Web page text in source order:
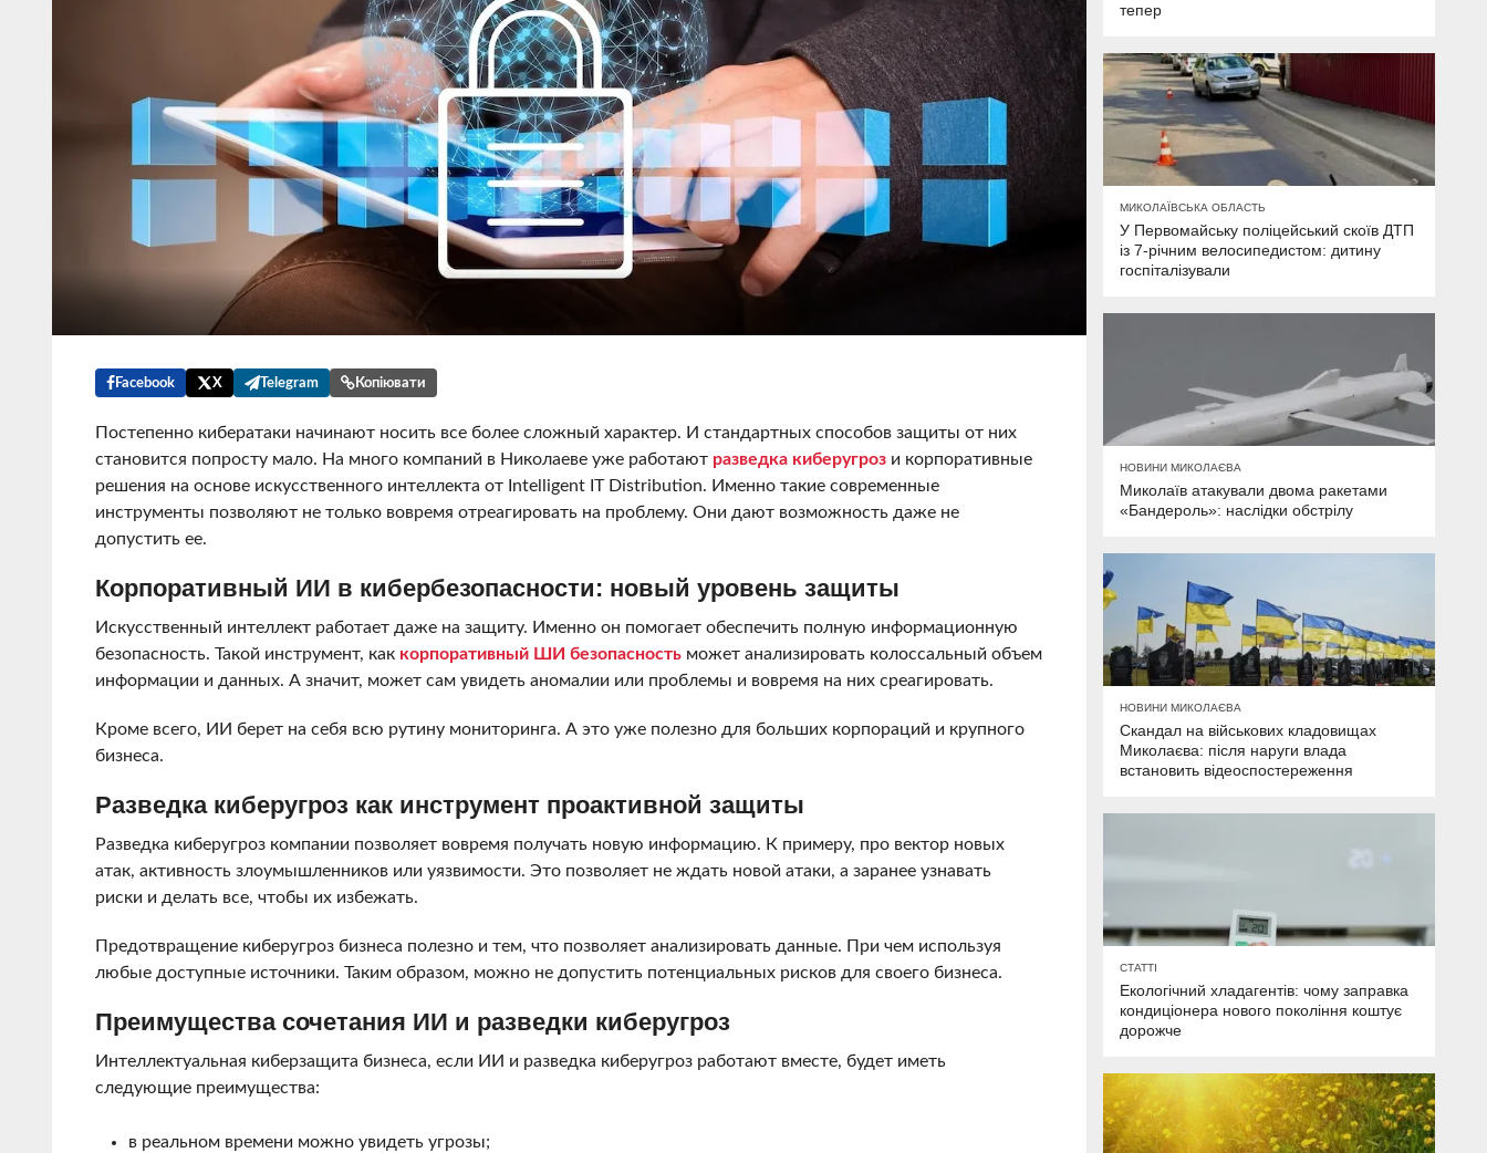
Facebook X Telegram Копіювати
Постепенно кибератаки начинают носить все более сложный характер. И стандартных способов защиты от них
становится попросту мало. На много компаний в Николаеве уже работают разведка киберугроз и корпоративные
решения на основе искусственного интеллекта от Intelligent IT Distribution. Именно такие современные
инструменты позволяют не только вовремя отреагировать на проблему. Они дают возможность даже не
допустить ее.
Корпоративный ИИ в кибербезопасности: новый уровень защиты
Искусственный интеллект работает даже на защиту. Именно он помогает обеспечить полную информационную
безопасность. Такой инструмент, как корпоративный ШИ безопасность может анализировать колоссальный объем
информации и данных. А значит, может сам увидеть аномалии или проблемы и вовремя на них среагировать.
Кроме всего, ИИ берет на себя всю рутину мониторинга. А это уже полезно для больших корпораций и крупного
бизнеса.
Разведка киберугроз как инструмент проактивной защиты
Разведка киберугроз компании позволяет вовремя получать новую информацию. К примеру, про вектор новых
атак, активность злоумышленников или уязвимости. Это позволяет не ждать новой атаки, а заранее узнавать
риски и делать все, чтобы их избежать.
Предотвращение киберугроз бизнеса полезно и тем, что позволяет анализировать данные. При чем используя
любые доступные источники. Таким образом, можно не допустить потенциальных рисков для своего бизнеса.
Преимущества сочетания ИИ и разведки киберугроз
Интеллектуальная киберзащита бизнеса, если ИИ и разведка киберугроз работают вместе, будет иметь
следующие преимущества:
в реальном времени можно увидеть угрозы;
тепер
МИКОЛАЇВСЬКА ОБЛАСТЬ
У Первомайську поліцейський скоїв ДТП
із 7-річним велосипедистом: дитину
госпіталізували
НОВИНИ МИКОЛАЄВА
Миколаїв атакували двома ракетами
«Бандероль»: наслідки обстрілу
НОВИНИ МИКОЛАЄВА
Скандал на військових кладовищах
Миколаєва: після наруги влада
встановить відеоспостереження
СТАТТІ
Екологічний хладагентів: чому заправка
кондиціонера нового покоління коштує
дорожче